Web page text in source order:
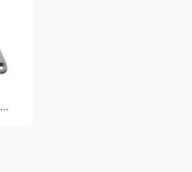
A01/SZJ603 不锈钢铰链